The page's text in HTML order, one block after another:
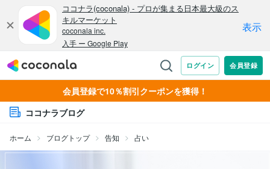
会員登録で10％割引クーポンを獲得！
ココナラブログ
ホーム ブログトップ 告知 占い